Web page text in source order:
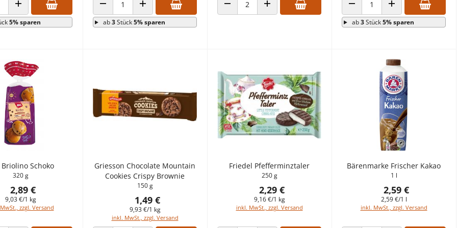
ANZAHL ERHÖHEN
5% sparen
ANZAHL VERRINGERNANZAHL ERHÖHEN
ab3Stück5% sparen
ANZAHL VERRINGERNANZAHL ERHÖHEN ANZAHL VERRINGERNANZAHL ERHÖHEN
ab3Stück5% sparen
Schoko
320 g
2,89 €
9,03 €/1 kg
zzgl. Versand
Griesson Chocolate Mountain
Cookies Crispy Brownie
150 g
1,49 €
9,93 €/1 kg
inkl. MwSt., zzgl. Versand
Friedel Pfefferminztaler
250 g
2,29 €
9,16 €/1 kg
inkl. MwSt., zzgl. Versand
Bärenmarke Frischer Kakao
1 l
2,59 €
2,59 €/1 l
inkl. MwSt., zzgl. Versand